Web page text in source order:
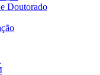
Doutorado